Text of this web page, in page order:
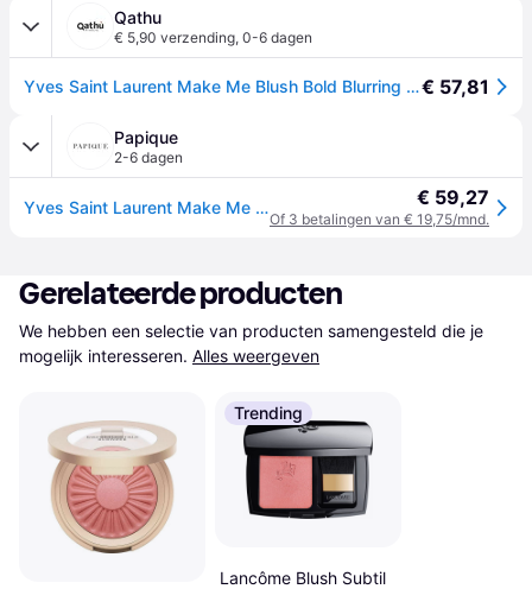
Qathu
€ 5,90 verzending, 0-6 dagen
Yves Saint Laurent Make Me Blush Bold Blurring 44 Nude Lavalliere€ 57,81
Papique
2-6 dagen
Yves Saint Laurent Make Me Blush Bold Blurring Blush 44 - Nude Lavalliere € 59,27
Of 3 betalingen van € 19,75/mnd.
Gerelateerde producten
We hebben een selectie van producten samengesteld die je
mogelijk interesseren. Alles weergeven
Trending
Lancôme Blush Subtil